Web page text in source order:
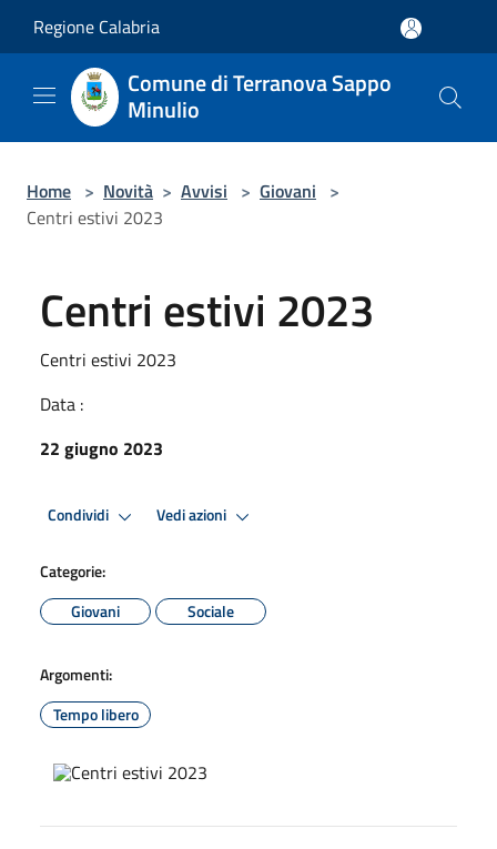
Regione Calabria
Comune di Terranova Sappo
Minulio
Home > Novità > Avvisi > Giovani >
Centri estivi 2023
Centri estivi 2023
Centri estivi 2023
Data :
22 giugno 2023
Condividi Vedi azioni
Categorie:
Giovani
Sociale
Argomenti:
Tempo libero